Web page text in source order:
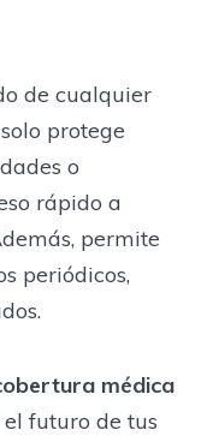
de cualquier
protege
o
rápido a
permite
periódicos,
médica
futuro de tus